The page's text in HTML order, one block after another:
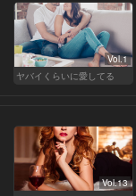
Vol.1
ヤバイくらいに愛してる
Vol.13